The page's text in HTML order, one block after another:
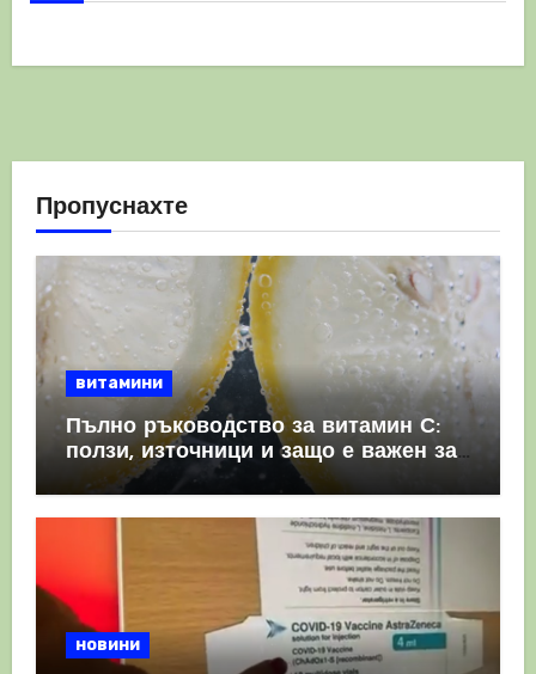
Пропуснахте
витамини
Пълно ръководство за витамин С:
ползи, източници и защо е важен за
имунната система
новини